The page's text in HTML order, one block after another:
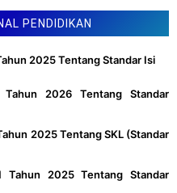
PENDIDIKAN
2025 Tentang Standar Isi
Tahun 2026 Tentang Standar
2025 Tentang SKL (Standar
Tahun 2025 Tentang Standar